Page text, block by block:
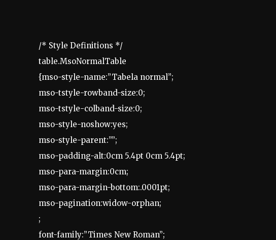
/* Style Definitions */
table.MsoNormalTable
{mso-style-name:”Tabela normal”;
mso-tstyle-rowband-size:0;
mso-tstyle-colband-size:0;
mso-style-noshow:yes;
mso-style-parent:””;
mso-padding-alt:0cm 5.4pt 0cm 5.4pt;
mso-para-margin:0cm;
mso-para-margin-bottom:.0001pt;
mso-pagination:widow-orphan;
;
font-family:”Times New Roman”;